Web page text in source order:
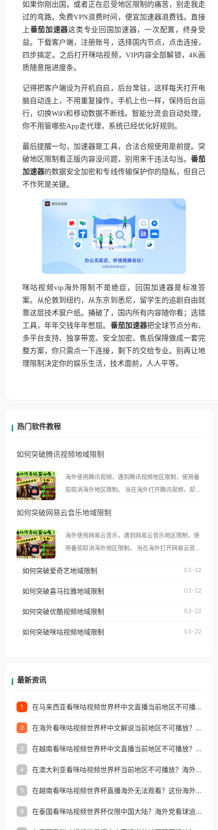
如果你刚出国，或者正在忍受地区限制的痛苦，别走我走
过的弯路。免费VPN浪费时间，便宜加速器浪费钱。直接
上番茄加速器这类专业回国加速器，一次配置，终身受
益。下载客户端，注册账号，选择国内节点，点击连接，
四步搞定。之后打开咪咕视频，VIP内容全部解锁，4K画
质随意拖进度条。
记得把客户端设为开机自启，后台常驻，这样每天打开电
脑自动连上，不用重复操作。手机上也一样，保持后台运
行，切换WiFi和移动数据不断线。智能分流会自动处理，
你不用管哪些App走代理，系统已经优化好规则。
最后提醒一句，加速器是工具，合法合规使用是前提。突
破地区限制看正版内容没问题，别用来干违法勾当。 番茄
加速器的数据安全加密和专线传输保护你的隐私，但自己
不作死是关键。
咪咕视频vip海外限制不是绝症，回国加速器是标准答
案。从伦敦到纽约，从东京到悉尼，留学生的追剧自由就
靠这层技术窗户纸。捅破了，国内所有内容随你看；选错
工具，年年交钱年年憋屈。 番茄加速器把全球节点分布、
多平台支持、独享带宽、安全加密、售后保障做成一套完
整方案，你只需点一下连接，剩下的交给专业。别再让地
理限制决定你的娱乐生活，技术面前，人人平等。
热门软件教程
如何突破腾讯视频地域限制
海外使用腾讯视频，遇到腾讯视频地区限制，使用番
茄取消海外地区限制。 当在海外打开腾讯视频，却突
示语。 海外用户如香港、澳门、台湾、美国、加拿
像其他音乐平台一样，出现地区及版权限制问题，且
仅能在中国大陆地区播放。 遇到这个问题的朋友们，
台湾、美国、加拿大、澳大利亚、欧洲等国家和地区
权限制所困扰。
如何突破网易云音乐地域限制
海外使用网易云音乐，遇到网易云音乐地区限制，使
用番茄取消海外地区限制。 当在海外打开网易云音
播放”的提示语。 海外用户如香港、澳门、台湾、美
制问题，且仅能在中国大陆地区播放。 遇到这个问题
户收听网易云音乐地区版权限制」的问题，无论人在
如何突破爱奇艺地域限制 03-22
如何突破喜马拉雅地域限制 03-22
如何突破优酷视频地域限制 03-22
如何突破咪咕视频地域限制 03-22
最新资讯
1 在马来西亚看咪咕视频世界杯中文直播当前地区不可播放？这篇指南帮你搞定海外看球难题
2 在海外看咪咕视频世界杯中文解说当前地区不可播放？这篇指南帮你解决所有问题
3 在越南看咪咕视频世界杯中文直播当前地区不可播放？这篇指南帮你解决所有海外观赛难题
4 在澳大利亚看咪咕视频世界杯当前地区不可播放？海外党体育观赛终极指南
5 在越南看咪咕视频世界杯直播海外无法观看？这份海外观赛终极指南帮你搞定
6 在泰国看咪咕视频世界杯仅限中国大陆？海外党看球追剧的终极破局指南